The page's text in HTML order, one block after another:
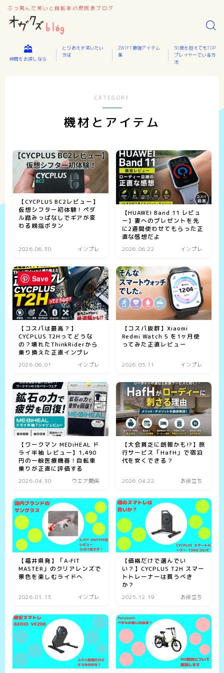
ぶっ飛んだ笑いと自転車の庶民派ブログ
仲間をお探しなら
とりあえず笑いたい
方は
ZWIFT最強アイテム
集
50歳を超えてもTOP
プレイヤーでいる方
法
CATEGORY
機材とアイテム
【CYCPLUS BC2レビュー】
仮想シフター初体験！ペダ
ル踏みっぱなしでギアが変
わる親指ボタン
2026.06.30 インプレ
【HUAWEI Band 11 レビュ
ー】妻へのプレゼントを先
に2週間使わせてもらった正
直な感想だよ
2026.06.22 インプレ
【コスパは最高？】
CYCPLUS T2Hってどうな
の？壊れたThinkRiderから
乗り換えた正直インプレ
2026.06.01 インプレ
【コスパ抜群】Xiaomi
Redmi Watch 5 を1ヶ月使
ってみた正直レビュー
2026.05.11 インプレ
【ワークマン MEDiHEAL ド
ライ半袖 レビュー】1,490
円の一般医療機器！自転車
乗りが正直に評価する
2026.04.30 ウエア関係
【大会貧乏に朗報かも⁉】旅
行サービス「HafH」で宿泊
代を安くできる？
2026.04.22 お役立ち
【福井県発】「A-FIT
MASTER」のクリアレンズで
景色を楽しむライドへ
2026.01.13 インプレ
【価格だけで選んでい
い？】CYCPLUS T2H スマー
トトレーナーは買うべき
か？
2025.12.19 お役立ち
Save